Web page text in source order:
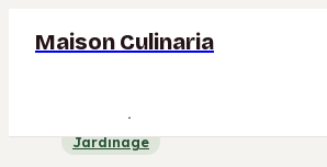
Maison Culinaria
Gastronomie
Jardinage